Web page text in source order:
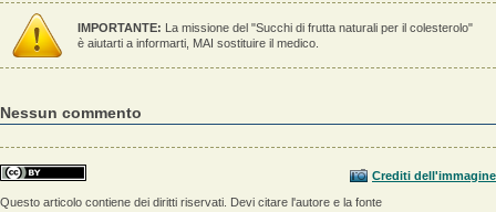
IMPORTANTE: La missione del "Succhi di frutta naturali per il colesterolo"
è aiutarti a informarti, MAI sostituire il medico.
Nessun commento
Crediti dell'immagine
Questo articolo contiene dei diritti riservati. Devi citare l'autore e la fonte